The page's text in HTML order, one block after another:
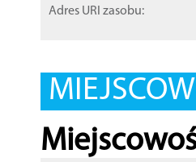
Adres URI zasobu: